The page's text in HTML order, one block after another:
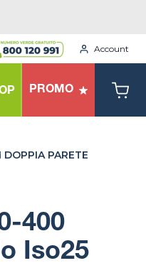
Account
PROMO
PARETE
400
Iso25